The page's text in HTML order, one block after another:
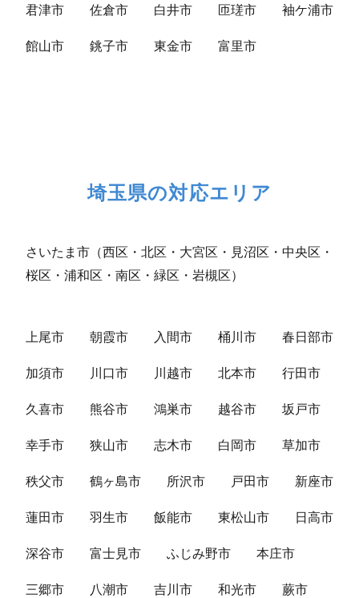
君津市 佐倉市 白井市 匝瑳市 袖ケ浦市
館山市 銚子市 東金市 富里市
埼玉県の対応エリア
さいたま市（西区・北区・大宮区・見沼区・中央区・
桜区・浦和区・南区・緑区・岩槻区）
上尾市 朝霞市 入間市 桶川市 春日部市
加須市 川口市 川越市 北本市 行田市
久喜市 熊谷市 鴻巣市 越谷市 坂戸市
幸手市 狭山市 志木市 白岡市 草加市
秩父市 鶴ヶ島市 所沢市 戸田市 新座市
蓮田市 羽生市 飯能市 東松山市 日高市
深谷市 富士見市 ふじみ野市 本庄市
三郷市 八潮市 吉川市 和光市 蕨市